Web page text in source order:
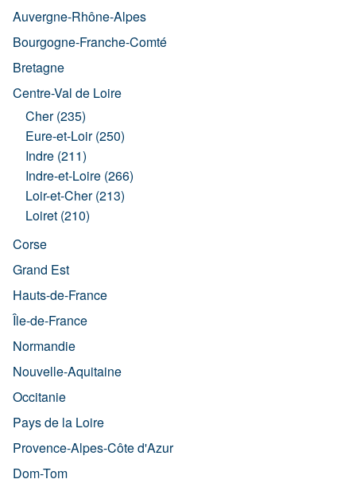
Auvergne-Rhône-Alpes
Bourgogne-Franche-Comté
Bretagne
Centre-Val de Loire
Cher (235)
Eure-et-Loir (250)
Indre (211)
Indre-et-Loire (266)
Loir-et-Cher (213)
Loiret (210)
Corse
Grand Est
Hauts-de-France
Île-de-France
Normandie
Nouvelle-Aquitaine
Occitanie
Pays de la Loire
Provence-Alpes-Côte d'Azur
Dom-Tom